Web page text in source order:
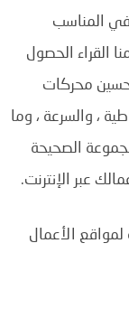
المناسب
القراء الحصول
محركات
، والسرعة ، وما
الصحيحة
الأعمال